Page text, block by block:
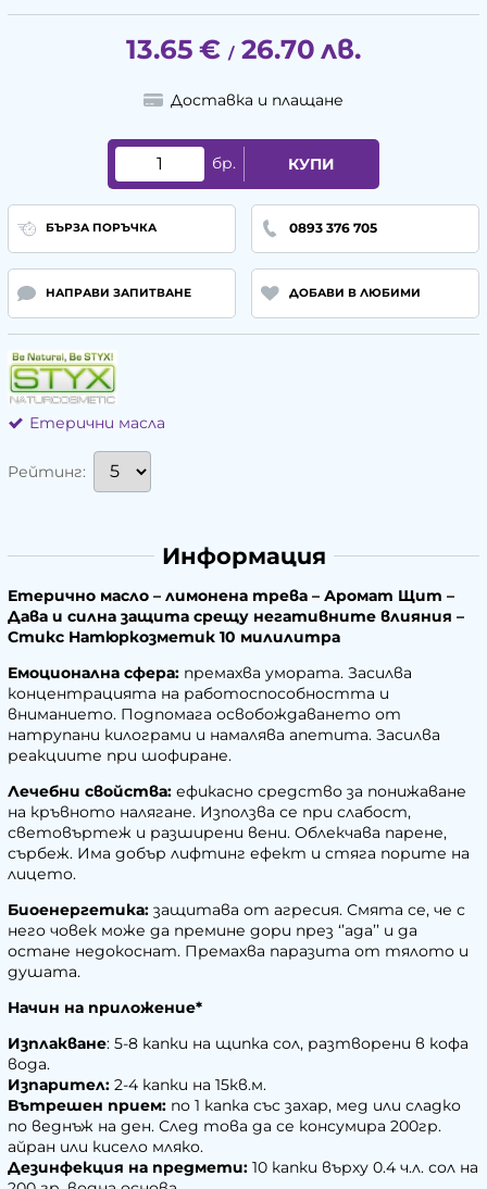
13.65 € / 26.70 лв.
Доставка и плащане
бр. КУПИ
БЪРЗА ПОРЪЧКА 0893 376 705
НАПРАВИ ЗАПИТВАНЕ ДОБАВИ В ЛЮБИМИ
Етерични масла
Рейтинг:
Информация
Етерично масло – лимонена трева – Аромат Щит –
Дава и силна защита срещу негативните влияния –
Стикс Натюркозметик 10 милилитра
Емоционална сфера: премахва умората. Засилва
концентрацията на работоспособността и
вниманието. Подпомага освобождаването от
натрупани килограми и намалява апетита. Засилва
реакциите при шофиране.
Лечебни свойства: ефикасно средство за понижаване
на кръвното налягане. Използва се при слабост,
световъртеж и разширени вени. Облекчава парене,
сърбеж. Има добър лифтинг ефект и стяга порите на
лицето.
Биоенергетика: защитава от агресия. Смята се, че с
него човек може да премине дори през ‘’ада’’ и да
остане недокоснат. Премахва паразита от тялото и
душата.
Начин на приложение*
Изплакване: 5-8 капки на щипка сол, разтворени в кофа
вода.
Изпарител: 2-4 капки на 15кв.м.
Вътрешен прием: по 1 капка със захар, мед или сладко
по веднъж на ден. След това да се консумира 200гр.
айран или кисело мляко.
Дезинфекция на предмети: 10 капки върху 0.4 ч.л. сол на